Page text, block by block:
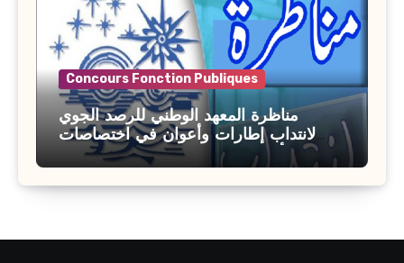
Concours Fonction Publiques
مناظرة المعهد الوطني للرصد الجوي
لانتداب إطارات وأعوان في اختصاصات
مختلفة : أخر اجل للترشح 27 جويلية 2026